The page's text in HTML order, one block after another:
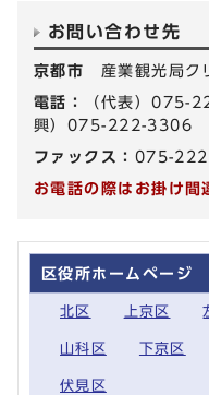
お問い合わせ先
京都市 産業観光局ク
電話：
（代表）075-
興）075-222-3306
ファックス： 075-
お電話の際はお掛け間
区役所ホームページ
北区 上京区
山科区 下京区
伏見区